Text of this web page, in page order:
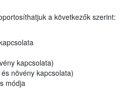
a következők szerint:
kapcsolata)
növény kapcsolata)
módja